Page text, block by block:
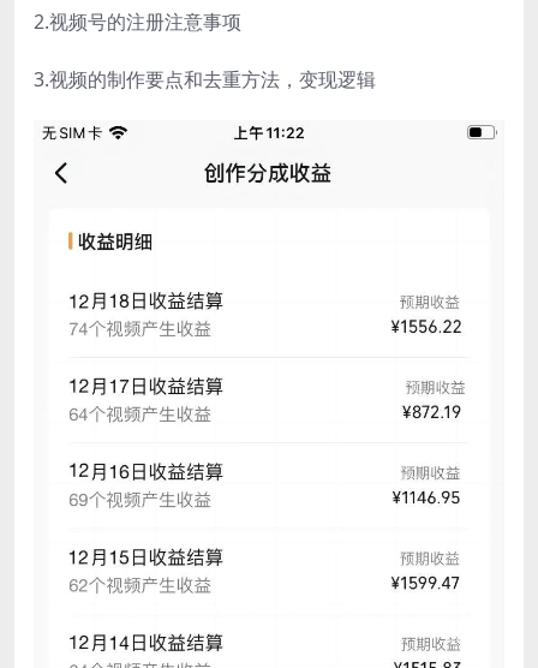
2.视频号的注册注意事项
3.视频的制作要点和去重方法，变现逻辑